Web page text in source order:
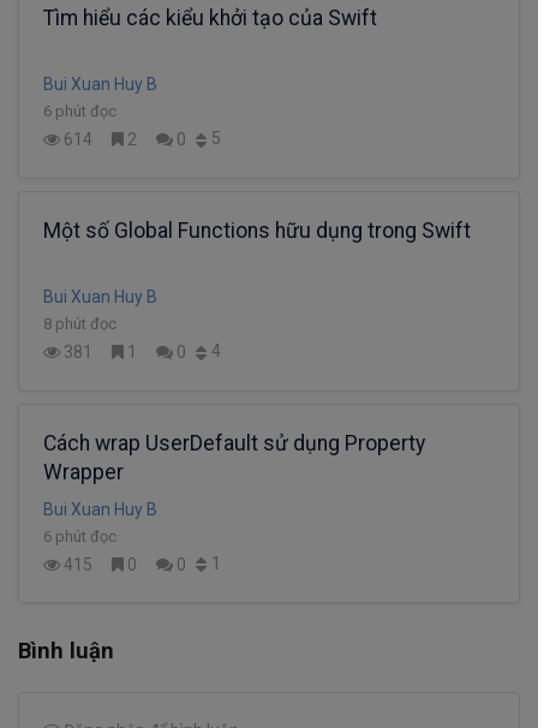
Tìm hiểu các kiểu khởi tạo của Swift
Bui Xuan Huy B
6 phút đọc
614 2 0 5
Một số Global Functions hữu dụng trong Swift
Bui Xuan Huy B
8 phút đọc
381 1 0 4
Cách wrap UserDefault sử dụng Property
Wrapper
Bui Xuan Huy B
6 phút đọc
415 0 0 1
Bình luận